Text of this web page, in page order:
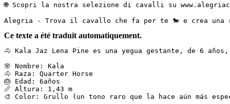
🌐 Scopri la nostra selezione di cavalli su
Alegria - Trova il cavallo che fa per te 🐎 e crea
Ce texte a été traduit automatiquement.
🐴 Kala Jaz Lena Pine es una yegua gestante, de 6
🌸 Nombre: Kala
🐴 Raza: Quarter Horse
🎂 Edad: 6años
📏 Altura: 1,43 m
🎨 Color: Grullo (un tono raro que la hace aún más